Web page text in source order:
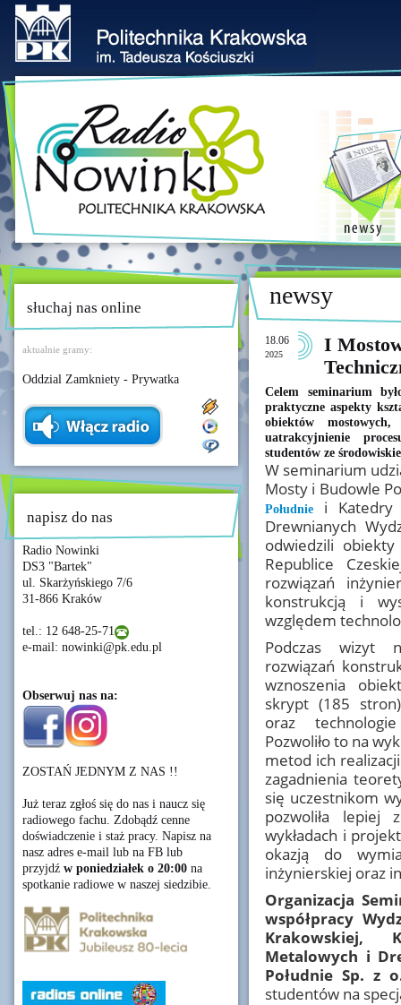
słuchaj nas online
aktualnie gramy:
Oddzial Zamkniety - Prywatka
napisz do nas
Radio Nowinki
DS3 "Bartek"
ul. Skarżyńskiego 7/6
31-866 Kraków
tel.: 12 648-25-71
e-mail: nowinki@pk.edu.pl
Obserwuj nas na:
ZOSTAŃ JEDNYM Z NAS !!
Już teraz zgłoś się do nas i naucz się
radiowego fachu. Zdobądź cenne
doświadczenie i staż pracy. Napisz na
nasz adres e-mail lub na FB lub
przyjdź w poniedziałek o 20:00 na
spotkanie radiowe w naszej siedzibie.
newsy
18.06
2025
I
Celem seminarium
praktyczne aspekty
obiektów
uatrakcyjnienie
studentów ze
W seminarium
Mosty i Budowle
Południe i Katedry
Drewnianych
odwiedzili
Republice
rozwiązań
konstrukcją i
względem
Podczas wizyt
rozwiązań
wznoszenia
skrypt (185
oraz
Pozwoliło to na
metod ich
zagadnienia
się uczestnikom
pozwoliła lepiej
wykładach i
okazją do
inżynierskiej oraz
Organizacja
współpracy
Krakowskiej,
Metalowych i
Południe Sp. z
studentów na